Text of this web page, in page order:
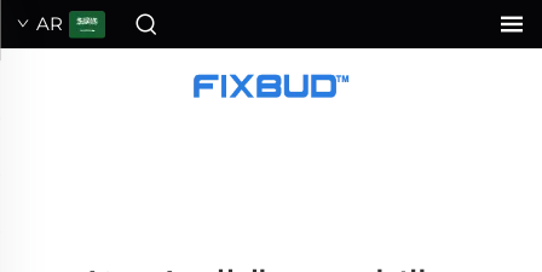
AR